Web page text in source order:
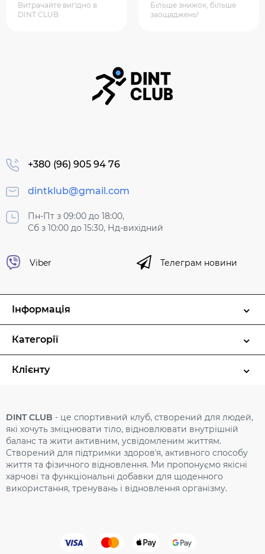
Витрачайте вигідно в
DINT CLUB
Більше знижок, більше
заощаджень!
+380 (96) 905 94 76
dintklub@gmail.com
Пн-Пт з 09:00 до 18:00,
Сб з 10:00 до 15:30, Нд-вихідний
Viber Телеграм новини
Інформація
Категорії
Клієнту
DINT CLUB - це спортивний клуб, створений для людей,
які хочуть зміцнювати тіло, відновлювати внутрішній
баланс та жити активним, усвідомленим життям.
Cтворений для підтримки здоровʼя, активного способу
життя та фізичного відновлення. Ми пропонуємо якісні
харчові та функціональні добавки для щоденного
використання, тренувань і відновлення організму.